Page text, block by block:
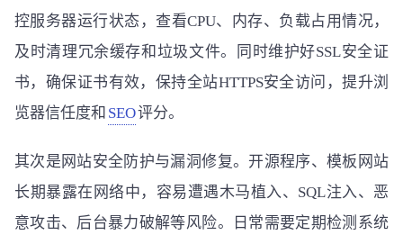
控服务器运行状态，查看CPU、内存、负载占用情况，
及时清理冗余缓存和垃圾文件。同时维护好SSL安全证
书，确保证书有效，保持全站HTTPS安全访问，提升浏
览器信任度和 SEO评分。
其次是网站安全防护与漏洞修复。开源程序、模板网站
长期暴露在网络中，容易遭遇木马植入、SQL注入、恶
意攻击、后台暴力破解等风险。日常需要定期检测系统